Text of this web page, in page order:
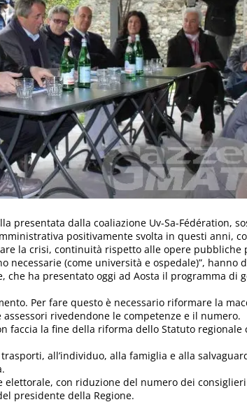
presentata dalla coaliazione Uv-Sa-Fédération,
positivamente svolta in questi anni,
la crisi, continuità rispetto alle opere pubbliche
(come università e ospedale)”, hanno
che ha presentato oggi ad Aosta il programma di
Per fare questo è necessario riformare la
rivedendone le competenze e il numero.
faccia la fine della riforma dello Statuto regionale
all’individuo, alla famiglia e alla
con riduzione del numero dei
presidente della Regione.